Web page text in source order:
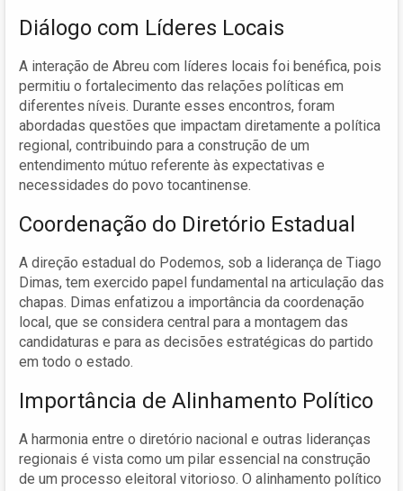
Diálogo com Líderes Locais
A interação de Abreu com líderes locais foi benéfica, pois
permitiu o fortalecimento das relações políticas em
diferentes níveis. Durante esses encontros, foram
abordadas questões que impactam diretamente a política
regional, contribuindo para a construção de um
entendimento mútuo referente às expectativas e
necessidades do povo tocantinense.
Coordenação do Diretório Estadual
A direção estadual do Podemos, sob a liderança de Tiago
Dimas, tem exercido papel fundamental na articulação das
chapas. Dimas enfatizou a importância da coordenação
local, que se considera central para a montagem das
candidaturas e para as decisões estratégicas do partido
em todo o estado.
Importância de Alinhamento Político
A harmonia entre o diretório nacional e outras lideranças
regionais é vista como um pilar essencial na construção
de um processo eleitoral vitorioso. O alinhamento político